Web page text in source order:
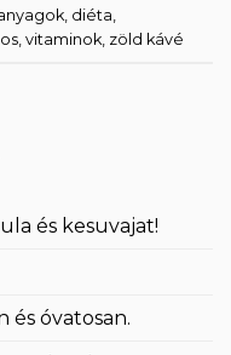
, diéta,
, vitaminok, zöld kávé
és kesuvajat!
óvatosan.